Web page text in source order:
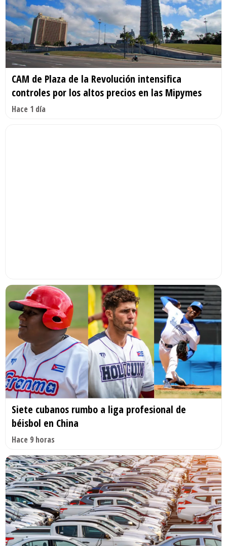
CAM de Plaza de la Revolución intensifica
controles por los altos precios en las Mipymes
Hace 1 día
Siete cubanos rumbo a liga profesional de
béisbol en China
Hace 9 horas